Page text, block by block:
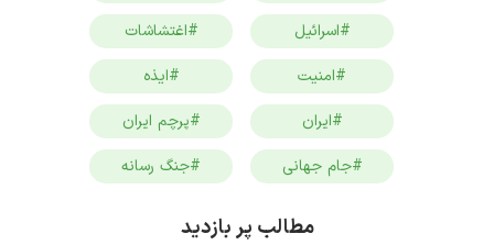
#اسرائیل
#اغتشاشات
#امنیت
#ایذه
#ایران
#پرچم ایران
#جام جهانی
#جنگ رسانه
مطالب پر بازدید